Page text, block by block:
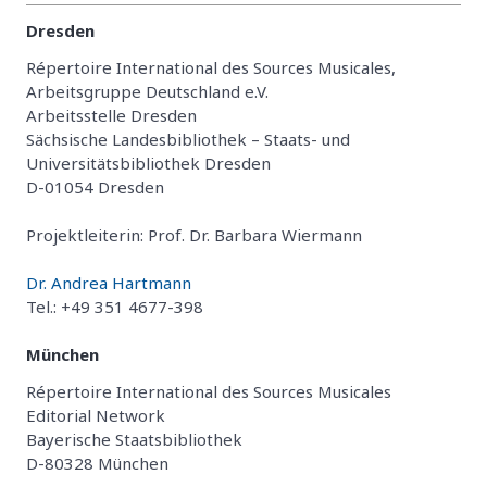
Dresden
Répertoire International des Sources Musicales,
Arbeitsgruppe Deutschland e.V.
Arbeitsstelle Dresden
Sächsische Landesbibliothek – Staats- und
Universitätsbibliothek Dresden
D-01054 Dresden
Projektleiterin: Prof. Dr. Barbara Wiermann
Dr. Andrea Hartmann
Tel.: +49 351 4677-398
München
Répertoire International des Sources Musicales
Editorial Network
Bayerische Staatsbibliothek
D-80328 München